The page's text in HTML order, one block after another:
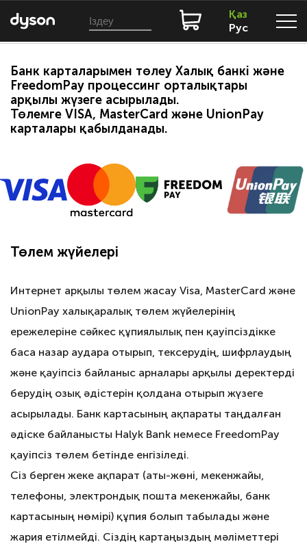
Қаз
Рус
Банк карталарымен төлеу Халық банкі және
FreedomPay процессинг орталықтары
арқылы жүзеге асырылады.
Төлемге VISA, MasterCard және UnionPay
карталары қабылданады.
Төлем жүйелері
Интернет арқылы төлем жасау Visa, MasterCard және
UnionPay халықаралық төлем жүйелерінің
ережелеріне сәйкес құпиялылық пен қауіпсіздікке
баса назар аудара отырып, тексерудің, шифрлаудың
және қауіпсіз байланыс арналары арқылы деректерді
берудің озық әдістерін қолдана отырып жүзеге
асырылады. Банк картасының ақпараты таңдалған
әдіске байланысты Halyk Bank немесе FreedomPay
қауіпсіз төлем бетінде енгізіледі.
Сіз берген жеке ақпарат (аты-жөні, мекенжайы,
телефоны, электрондық пошта мекенжайы, банк
картасының нөмірі) құпия болып табылады және
жария етілмейді. Сіздің картаңыздың мәліметтері